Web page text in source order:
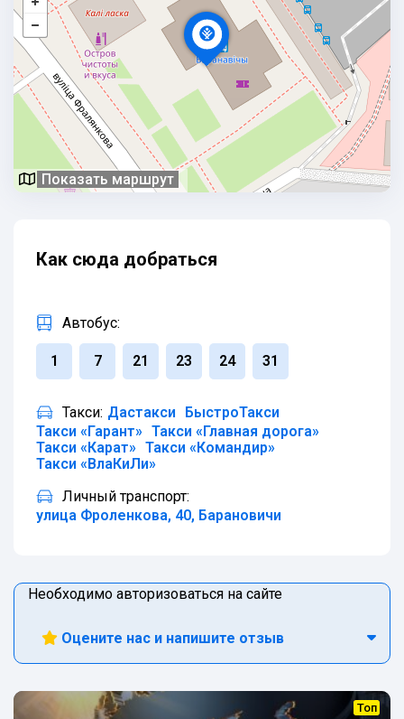
Показать маршрут
Как сюда добраться
Автобус:
1 7 21 23 24 31
Такси: Дастакси
БыстроТакси
Такси «Гарант» Такси «Главная дорога»
Такси «Карат» Такси «Командир»
Такси «ВлаКиЛи»
Личный транспорт:
улица Фроленкова, 40, Барановичи
Необходимо авторизоваться на сайте
Оцените нас и напишите отзыв
Топ